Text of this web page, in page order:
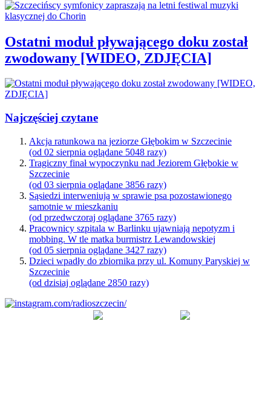
Ostatni moduł pływającego doku został
zwodowany [WIDEO, ZDJĘCIA]
Najczęściej czytane
Akcja ratunkowa na jeziorze Głębokim w Szczecinie
(od 02 sierpnia oglądane 5048 razy)
Tragiczny finał wypoczynku nad Jeziorem Głębokie w
Szczecinie
(od 03 sierpnia oglądane 3856 razy)
Sąsiedzi interweniują w sprawie psa pozostawionego
samotnie w mieszkaniu
(od przedwczoraj oglądane 3765 razy)
Pracownicy szpitala w Barlinku ujawniają nepotyzm i
mobbing. W tle matka burmistrz Lewandowskiej
(od 05 sierpnia oglądane 3427 razy)
Dzieci wpadły do zbiornika przy ul. Komuny Paryskiej w
Szczecinie
(od dzisiaj oglądane 2850 razy)